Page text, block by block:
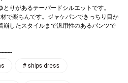
りがあるテーパードシルエットです。
で楽ちんです。ジャケパンできっちり目か
崩したスタイルまで汎用性のあるパンツで
# ships dress